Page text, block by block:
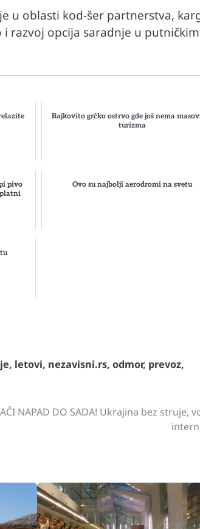
u oblasti kod-šer partnerstva,
razvoj opcija saradnje u putničkim
Bajkovito grčko ostrvo gde još nema
turizma
pivo
Ovo su najbolji aerodromi na svetu
, letovi, nezavisni.rs, odmor, prevoz,
NAPAD DO SADA! Ukrajina bez struje,